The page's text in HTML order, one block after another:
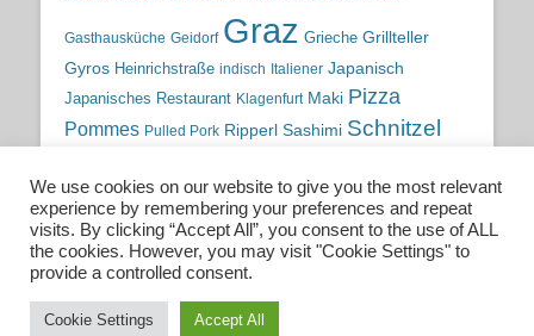
Gasthausküche Geidorf Graz Grieche Grillteller
Gyros Heinrichstraße indisch Italiener Japanisch
Japanisches Restaurant Klagenfurt Maki Pizza
Pommes Pulled Pork Ripperl Sashimi Schnitzel
traditionelle Küche Traditionsgasthaus Vulkanland
Wien Wild österreichische Küche
österreichische Wirtshausküche
We use cookies on our website to give you the most relevant
experience by remembering your preferences and repeat
visits. By clicking “Accept All”, you consent to the use of ALL
the cookies. However, you may visit "Cookie Settings" to
provide a controlled consent.
Cookie Settings Accept All